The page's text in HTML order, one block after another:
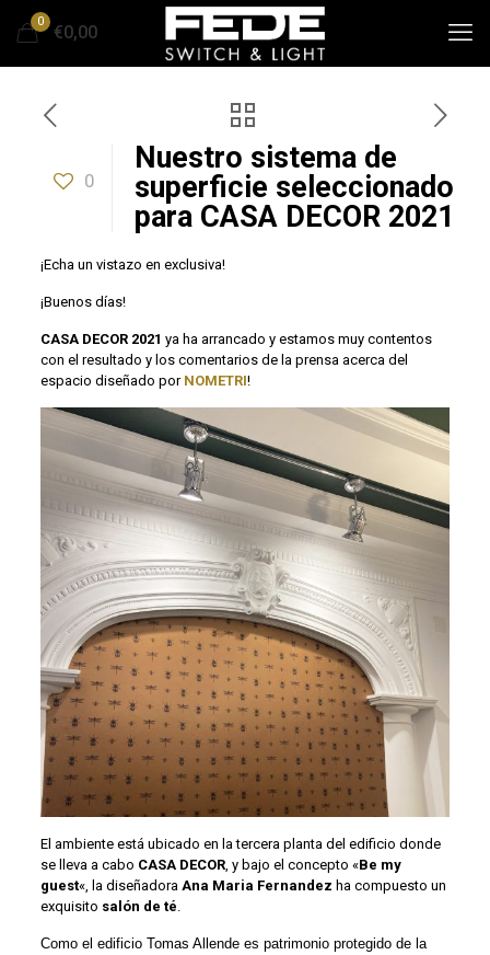
0
€0,00
0
Nuestro sistema de
superficie seleccionado
para CASA DECOR 2021
¡Echa un vistazo en exclusiva!
¡Buenos días!
CASA DECOR 2021 ya ha arrancado y estamos muy contentos
con el resultado y los comentarios de la prensa acerca del
espacio diseñado por NOMETRI!
El ambiente está ubicado en la tercera planta del edificio donde
se lleva a cabo CASA DECOR, y bajo el concepto «Be my
guest«, la diseñadora Ana Maria Fernandez ha compuesto un
exquisito salón de té.
Como el edificio Tomas Allende es patrimonio protegido de la